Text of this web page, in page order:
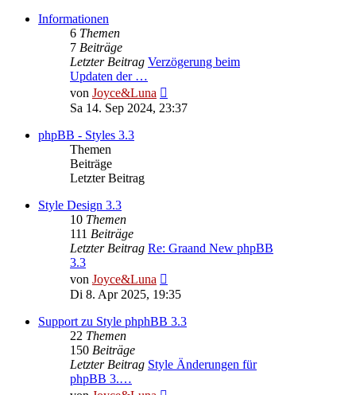
Informationen
6 Themen
7 Beiträge
Letzter Beitrag Verzögerung beim
Updaten der …
von Joyce&Luna
Beitrag
Sa 14. Sep 2024, 23:37
phpBB - Styles 3.3
Themen
Beiträge
Letzter Beitrag
Style Design 3.3
10 Themen
111 Beiträge
Letzter Beitrag Re: Graand New phpBB
3.3
von Joyce&Luna
Beitrag
Di 8. Apr 2025, 19:35
Support zu Style phphBB 3.3
22 Themen
150 Beiträge
Letzter Beitrag Style Änderungen für
phpBB 3.…